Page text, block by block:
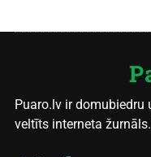
Puaro.lv ir
veltīts interneta žurnāls.